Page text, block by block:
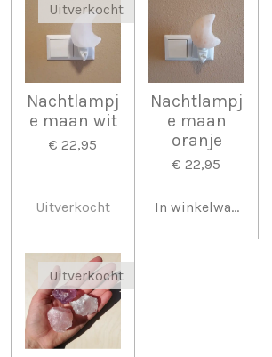
Uitverkocht
Nachtlampj
e maan wit
€ 22,95
Uitverkocht
Nachtlampj
e maan
oranje
€ 22,95
In winkelwagen
Uitverkocht